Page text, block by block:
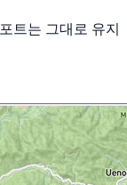
트는 그대로 유지